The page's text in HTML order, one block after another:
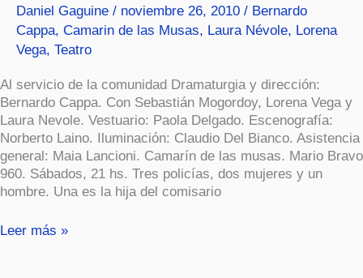
Daniel Gaguine / noviembre 26, 2010 / Bernardo
Cappa, Camarin de las Musas, Laura Névole, Lorena
Vega, Teatro
Al servicio de la comunidad Dramaturgia y dirección:
Bernardo Cappa. Con Sebastián Mogordoy, Lorena Vega y
Laura Nevole. Vestuario: Paola Delgado. Escenografía:
Norberto Laino. Iluminación: Claudio Del Bianco. Asistencia
general: Maia Lancioni. Camarín de las musas. Mario Bravo
960. Sábados, 21 hs. Tres policías, dos mujeres y un
hombre. Una es la hija del comisario
Leer más »